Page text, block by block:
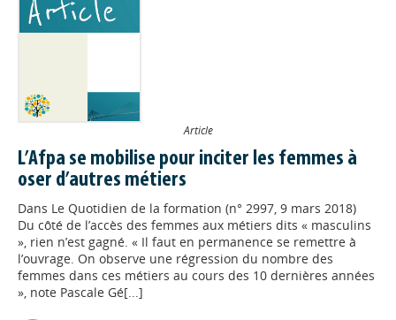
Article
L’Afpa se mobilise pour inciter les femmes à
oser d’autres métiers
Dans Le Quotidien de la formation (n° 2997, 9 mars 2018)
Du côté de l’accès des femmes aux métiers dits « masculins
», rien n’est gagné. « Il faut en permanence se remettre à
l’ouvrage. On observe une régression du nombre des
femmes dans ces métiers au cours des 10 dernières années
», note Pascale Gé[...]